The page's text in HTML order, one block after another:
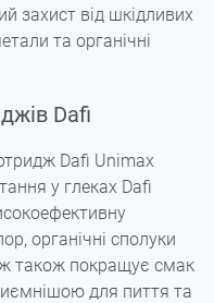
захист від шкідливих
та органічні
Dafi
Dafi Unimax
у глеках Dafi
органічні сполуки
також покращує смак
для пиття та